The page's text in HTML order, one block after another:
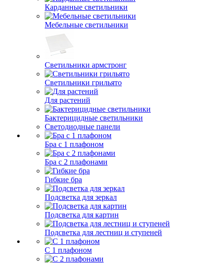
Карданные светильники
Мебельные светильники
Светильники армстронг
Светильники грильято
Для растений
Бактерицидные светильники
Светодиодные панели
Бра с 1 плафоном
Бра с 2 плафонами
Гибкие бра
Подсветка для зеркал
Подсветка для картин
Подсветка для лестниц и ступеней
С 1 плафоном